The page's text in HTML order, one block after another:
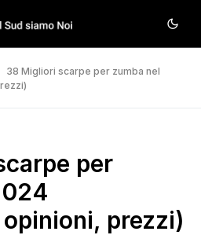
38 Migliori scarpe per zumba nel
per
prezzi)